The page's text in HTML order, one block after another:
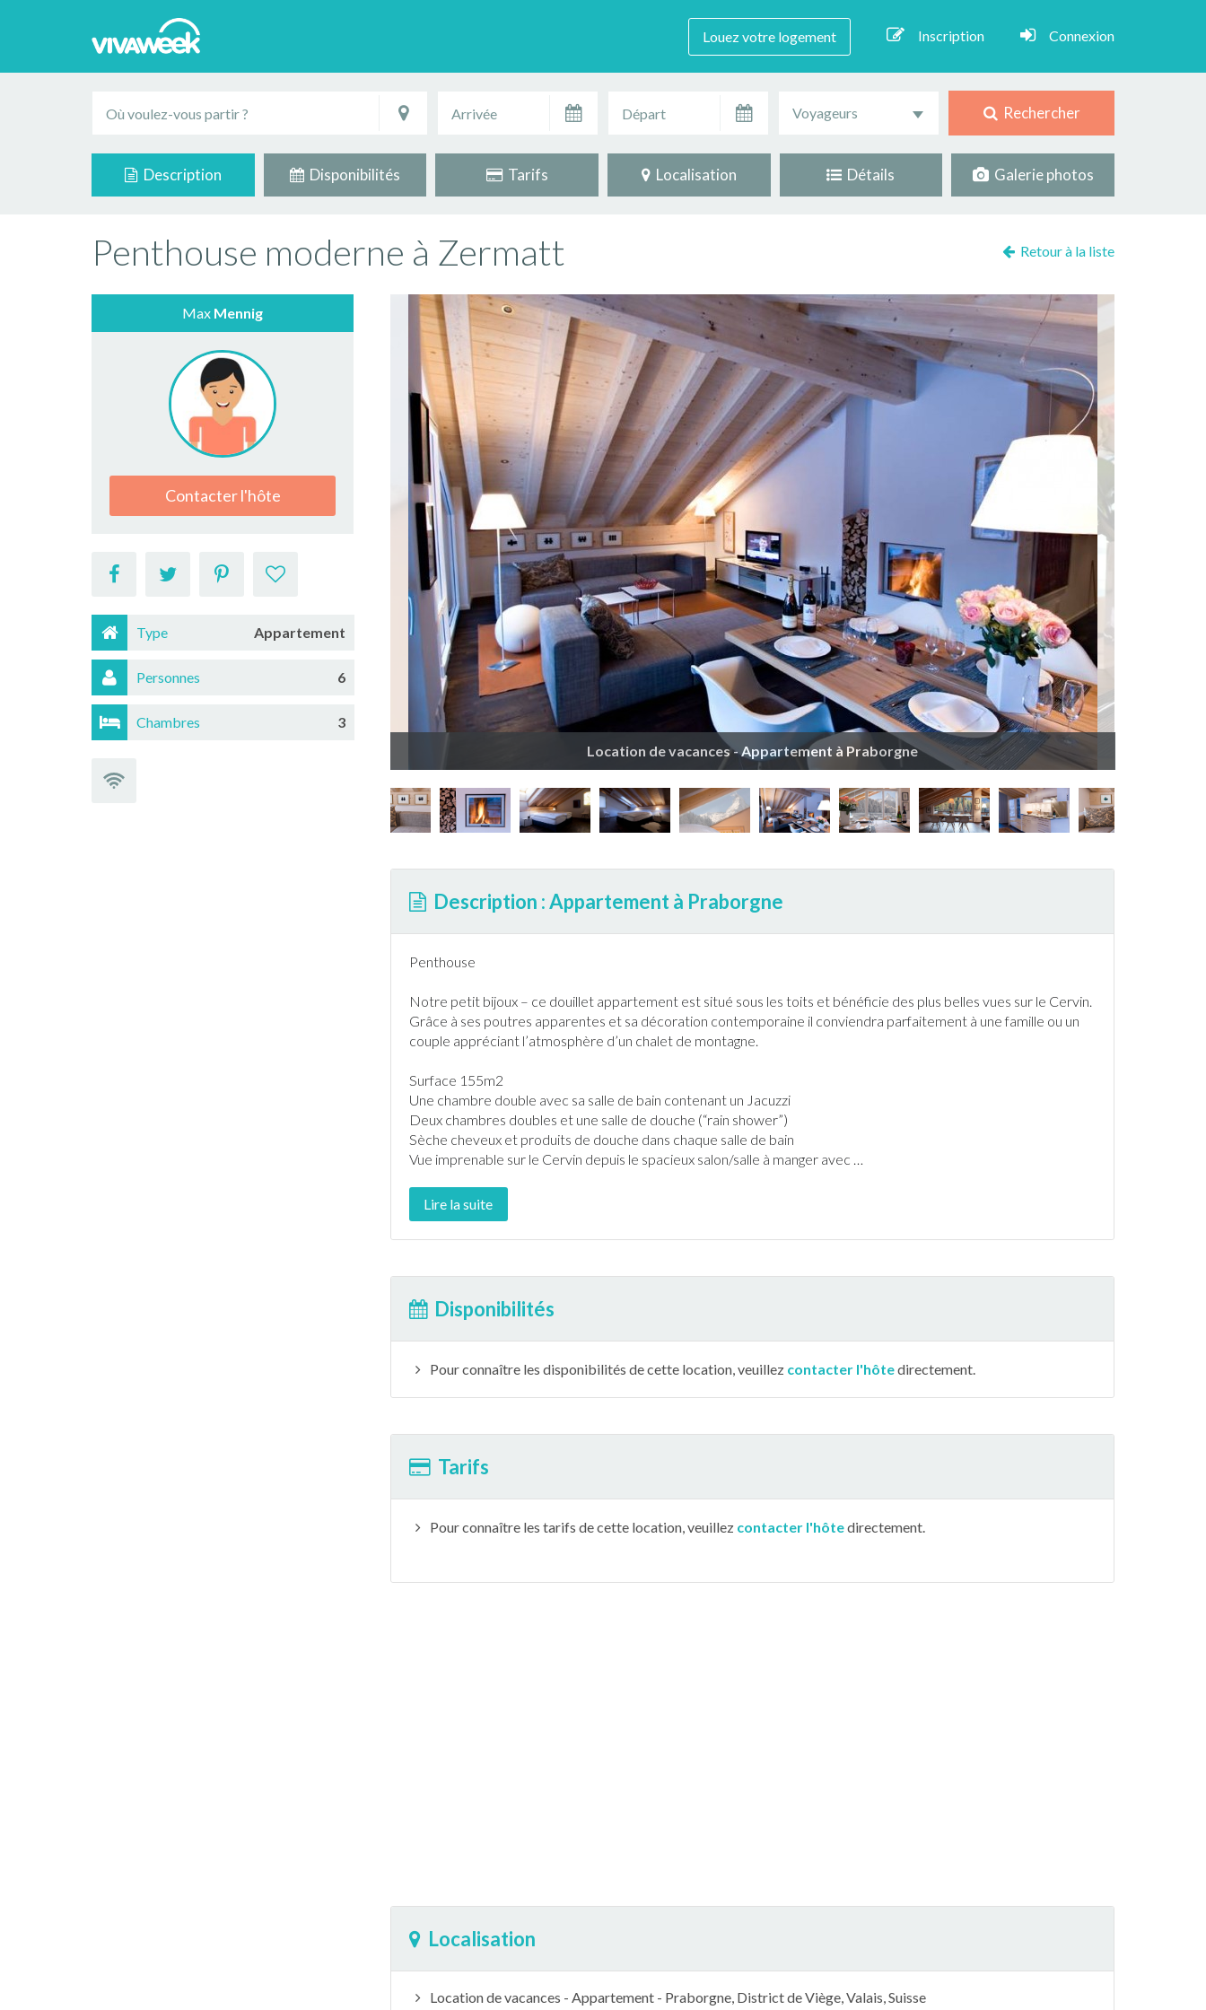
Louez votre logement Inscription Connexion
Voyageurs Rechercher
Description Disponibilités Tarifs Localisation Détails Galerie photos
Penthouse moderne à Zermatt Retour à la liste
Max Mennig
Contacter l'hôte
Type Appartement
Personnes 6
Chambres
3
Location de vacances - Appartement à Praborgne
Description : Appartement à Praborgne
Penthouse
Notre petit bijoux – ce douillet appartementest situé sous les toits et bénéficie des plus belles vues sur le Cervin.
Grâce à ses poutres apparentes et sa décoration contemporaine il conviendra parfaitement à une famille ou un
couple appréciant l’atmosphère d’un chalet de montagne.
Surface 155m2
Une chambre double avec sa salle de bain contenant un Jacuzzi
Deux chambres doubles et une salle de douche (“rain shower”)
Sèche cheveux et produits de douche dans chaque salle de bain
Vue imprenable sur le Cervin depuis le spacieux salon/salle à manger avec …
Lire la suite
Disponibilités
Pour connaître les disponibilités de cette location, veuillez contacter l'hôtedirectement.
Tarifs
Pour connaître les tarifs de cette location, veuillez contacter l'hôtedirectement.
Localisation
Location de vacances - Appartement - Praborgne, District de Viège, Valais, Suisse